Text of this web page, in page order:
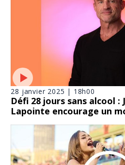
28 janvier 2025 | 18h00
Défi 28 jours sans alcool :
Lapointe encourage un